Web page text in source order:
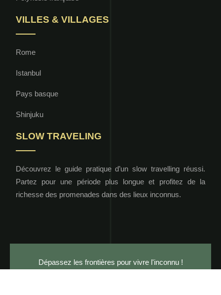
VILLES & VILLAGES
Rome
Istanbul
Pays basque
Shinjuku
SLOW TRAVELING
Découvrez le guide pratique d’un slow travelling réussi.
Partez pour une période plus longue et profitez de la
richesse des promenades dans des lieux inconnus.
Dépassez les frontières pour vivre l'inconnu !